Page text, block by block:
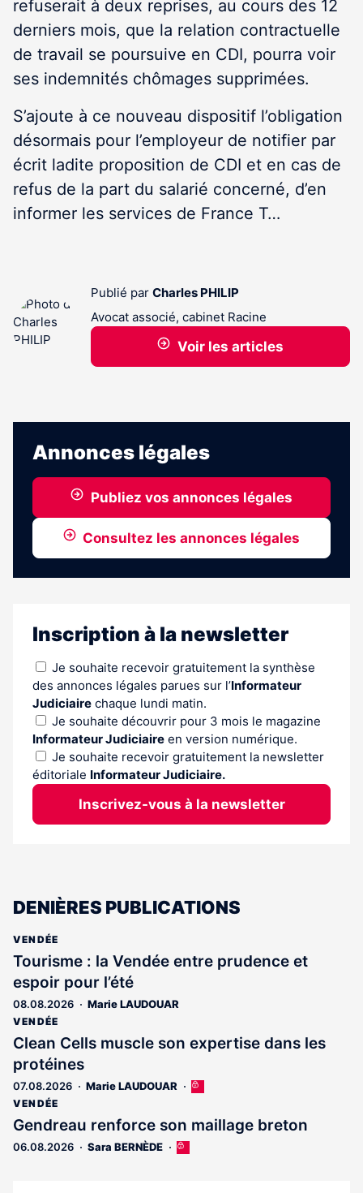
refuserait à deux reprises, au cours des 12
derniers mois, que la relation contractuelle
de travail se poursuive en CDI, pourra voir
ses indemnités chômages supprimées.
S’ajoute à ce nouveau dispositif l’obligation
désormais pour l’employeur de notifier par
écrit ladite proposition de CDI et en cas de
refus de la part du salarié concerné, d’en
informer les services de France T…
Publié par Charles PHILIP
Avocat associé, cabinet Racine
Voir les articles
Annonces légales
Publiez vos annonces légales
Consultez les annonces légales
Inscription à la newsletter
Je souhaite recevoir gratuitement la synthèse
des annonces légales parues sur l’Informateur
Judiciaire chaque lundi matin.
Je souhaite découvrir pour 3 mois le magazine
Informateur Judiciaire en version numérique.
Je souhaite recevoir gratuitement la newsletter
éditoriale Informateur Judiciaire.
Inscrivez-vous à la newsletter
DENIÈRES PUBLICATIONS
VENDÉE
Tourisme : la Vendée entre prudence et
espoir pour l’été
08.08.2026 Marie LAUDOUAR
VENDÉE
Clean Cells muscle son expertise dans les
protéines
07.08.2026 Marie LAUDOUAR
Cet
réservé
VENDÉE
Gendreau renforce son maillage breton
06.08.2026 Sara BERNÈDE
Cet